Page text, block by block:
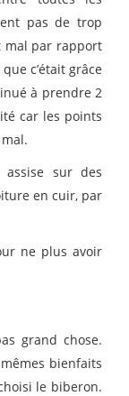
pas de trop
mal par rapport
c’était grâce
à prendre 2
car les points
assise sur des
en cuir, par
ne plus avoir
grand chose.
bienfaits
le biberon.